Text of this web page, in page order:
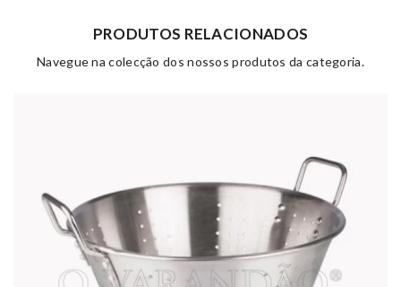
PRODUTOS RELACIONADOS
Navegue na colecção dos nossos produtos da categoria.